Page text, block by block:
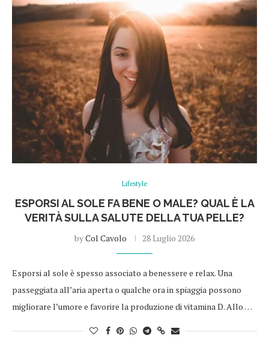
Lifestyle
ESPORSI AL SOLE FA BENE O MALE? QUAL È LA
VERITÀ SULLA SALUTE DELLA TUA PELLE?
byCol Cavolo 28 Luglio 2026
Esporsi al sole è spesso associato a benessere e relax. Una
passeggiata all’aria aperta o qualche ora in spiaggia possono
migliorare l’umore e favorire la produzione di vitamina D. Allo …